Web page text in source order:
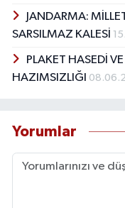
JANDARMA:
SARSILMAZ KALESİ
PLAKET HASEDİ
HAZIMSIZLIĞI
Yorumlar